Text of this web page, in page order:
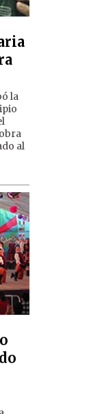
la
al